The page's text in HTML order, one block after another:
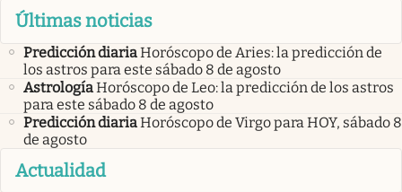
Últimas noticias
Predicción diariaHoróscopo de Aries: la predicción de
los astros para este sábado 8 de agosto
AstrologíaHoróscopo de Leo: la predicción de los astros
para este sábado 8 de agosto
Predicción diariaHoróscopo de Virgo para HOY, sábado 8
de agosto
Actualidad